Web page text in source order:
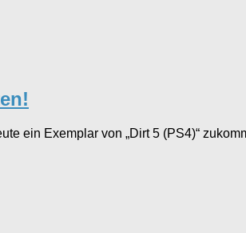
ein Exemplar von „Dirt 5 (PS4)“